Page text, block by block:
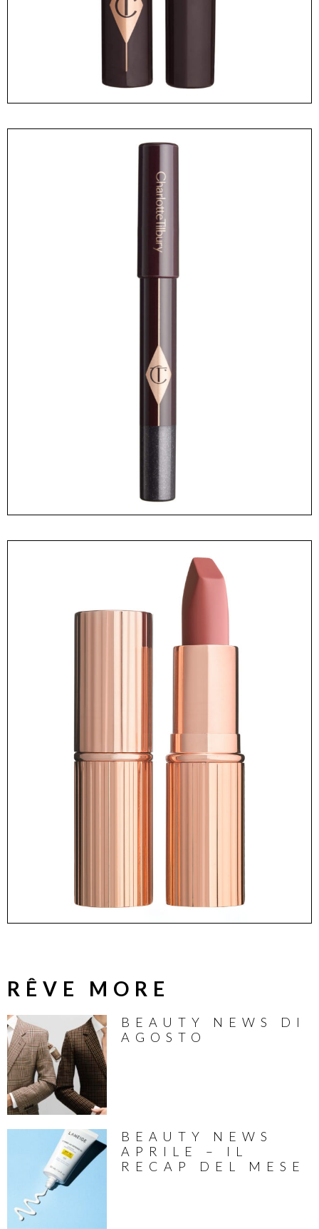
RÊVE MORE
BEAUTY NEWS DI
AGOSTO
BEAUTY NEWS
APRILE – IL
RECAP DEL MESE